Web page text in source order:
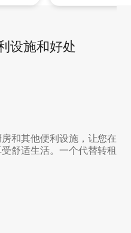
设施和好处
和其他便利设施，让您在
舒适生活。一个代替转租